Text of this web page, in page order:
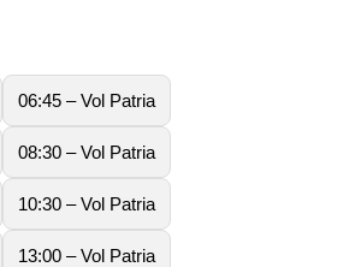
06:45 – Vol Patria
08:30 – Vol Patria
10:30 – Vol Patria
13:00 – Vol Patria